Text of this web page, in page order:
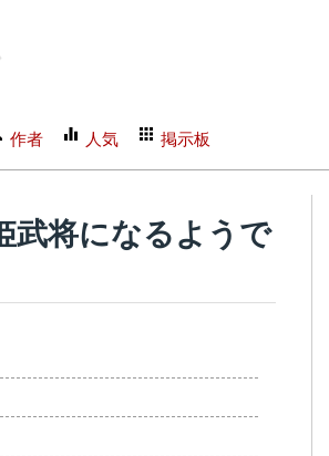
作者 人気 掲示板
武将になるようで